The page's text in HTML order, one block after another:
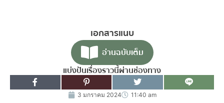
เอกสารแนบ
อ่านฉบับเต็ม
แบ่งปันเรื่องราวนี้ผ่านช่องทาง
3 มกราคม 2024 11:40 am